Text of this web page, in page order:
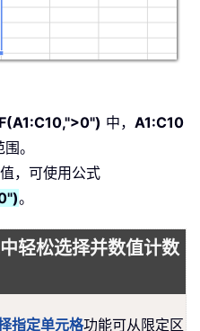
中， A1:C10
。
，可使用公式
。
轻松选择并数值计数
指定单元格功能可从限定区